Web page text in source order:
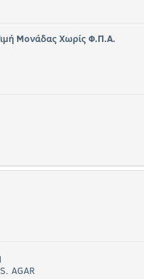
Μονάδας Χωρίς Φ.Π.Α.
AGAR